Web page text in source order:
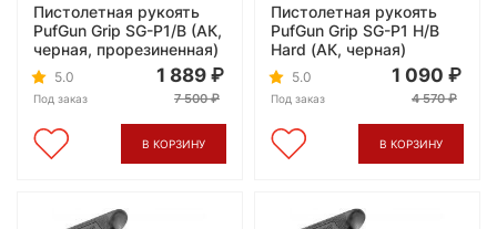
Пистолетная рукоять
PufGun Grip SG-P1/B (АК,
черная, прорезиненная)
5.0
Под заказ
1 889
7 500
В КОРЗИНУ
Пистолетная рукоять
PufGun Grip SG-P1 H/B
Hard (АК, черная)
5.0
Под заказ
1 090
4 570
В КОРЗИНУ